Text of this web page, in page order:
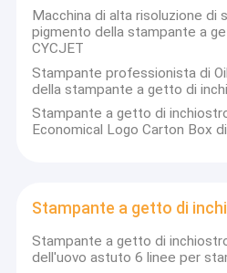
Macchina di alta risoluzione di
pigmento della stampante a
CYCJET
Stampante professionista di
della stampante a getto di
Stampante a getto di
Economical Logo Carton Box
Stampante a getto di
Stampante a getto di
dell'uovo astuto 6 linee per